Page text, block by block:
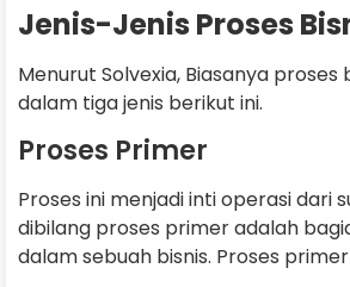
Jenis-Jenis Proses
Menurut Solvexia, Biasanya proses
dalam tiga jenis berikut ini.
Proses Primer
Proses ini menjadi inti operasi dari
dibilang proses primer adalah
dalam sebuah bisnis. Proses